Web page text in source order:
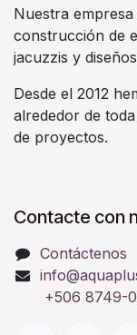
Nuestra
construcción de
jacuzzis y
Desde el 2012
alrededor de
de proyectos.
Contacte con
Contáctenos
+506 8749-